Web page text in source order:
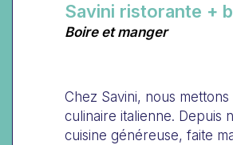
Savini ristorante +
Boire et manger
Chez Savini, nous
culinaire italienne. Depuis
cuisine généreuse, faite